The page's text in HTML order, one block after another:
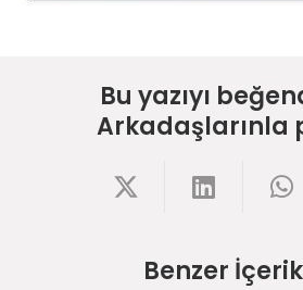
Bu yazıyı
Arkadaşlarınla
Benzer